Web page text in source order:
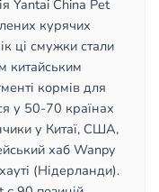
Yantai China Pet
курячих
ці смужки стали
китайським
кормів для
у 50-70 країнах
у Китаї, США,
хаб Wanpy
(Нідерланди).